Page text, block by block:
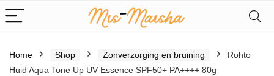
Home Shop Zonverzorging en bruining
Rohto
Huid Aqua Tone Up UV Essence SPF50+ PA++++ 80g